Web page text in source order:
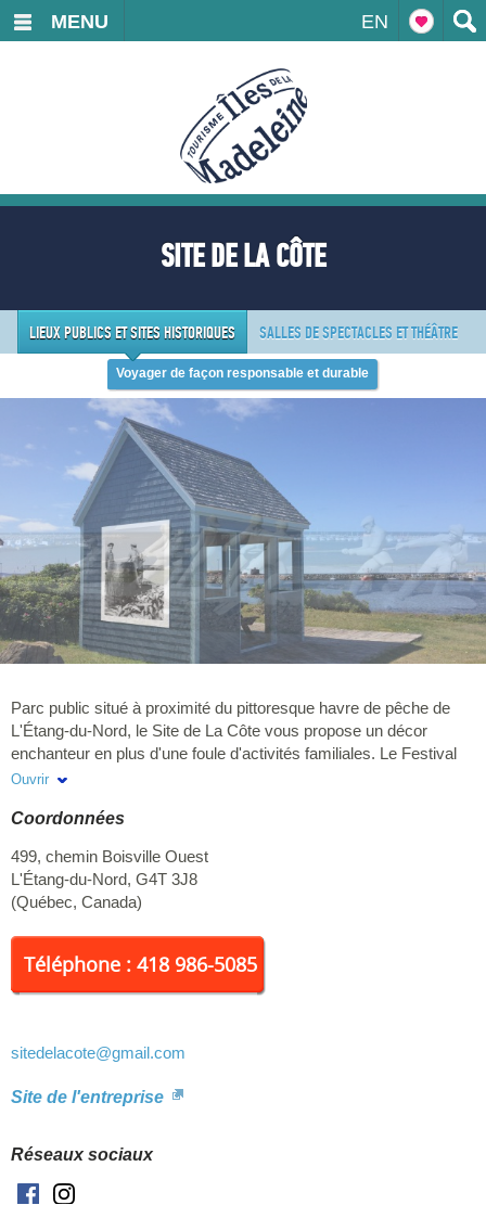
EN
MENU
SITE DE LA CÔTE
LIEUX PUBLICS ET SITES HISTORIQUES SALLES DE SPECTACLES ET THÉÂTRE
Voyager de façon responsable et durable
Parc public situé à proximité du pittoresque havre de pêche de
L'Étang-du-Nord, le Site de La Côte vous propose un décor
enchanteur en plus d'une foule d'activités familiales. Le Festival
littéraire a lieu cet été du 27 au 29 juin 2025! Venez admirer le
soleil tout au long de l'été. Allez voir la programmation ci-dessous
sentiers pédestres et de la piste cyclable qui ont leur point de
départ à La Côte. Pour plus d'informations, visitez le site de la
Saison des événements. Suivez-nous sur Facebook et visitez
notre page web pour la programmation complète !
Ouvrir
Coordonnées
499, chemin Boisville Ouest
L'Étang-du-Nord, G4T 3J8
(Québec, Canada)
Téléphone : 418 986-5085
sitedelacote@gmail.com
Site de l'entreprise
Réseaux sociaux
Facebook